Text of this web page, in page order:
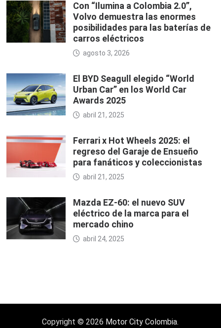
Con “Ilumina a Colombia 2.0”,
Volvo demuestra las enormes
posibilidades para las baterías de
carros eléctricos
agosto 3, 2026
El BYD Seagull elegido “World
Urban Car” en los World Car
Awards 2025
abril 21, 2025
Ferrari x Hot Wheels 2025: el
regreso del Garaje de Ensueño
para fanáticos y coleccionistas
abril 21, 2025
Mazda EZ-60: el nuevo SUV
eléctrico de la marca para el
mercado chino
abril 24, 2025
Copyright © 2026 Motor City Colombia.